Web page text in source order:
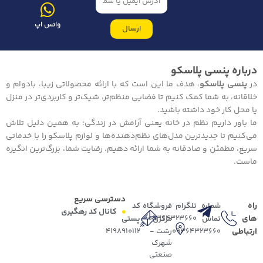
ارسال واتس اپ
درباره پنسی پلاسکو
درپنسی پلاسکو، هدف ما این است که با ارائه محصولاتی زیبا، بادوام و
خلاقانه، به شما کمک کنیم تا فضایی منظم‌تر، شیک‌تر و کاربردی‌تر در منزل
یا محل کار خود داشته باشید.
ما باور داریم نظم در خانه یعنی آرامش در زندگی؛ به همین دلیل تلاش
می‌کنیم تا جدیدترین مدل‌های نظم‌دهنده‌ها و لوازم پلاسکو را با خدماتی
سریع، مطمئن و صادقانه به شما ارائه دهیم. رضایت شما، بزرگ‌ترین انگیزه
ماست.
دسترسی سریع
کانال کد رهگیری
راه
های
ارتباطی
شماره
تماس
09364323660
تلگرام
09364323660
فروشگاه
مرکزی
رشت -
شهرک
صنعتی
کد
پستی
4198910112